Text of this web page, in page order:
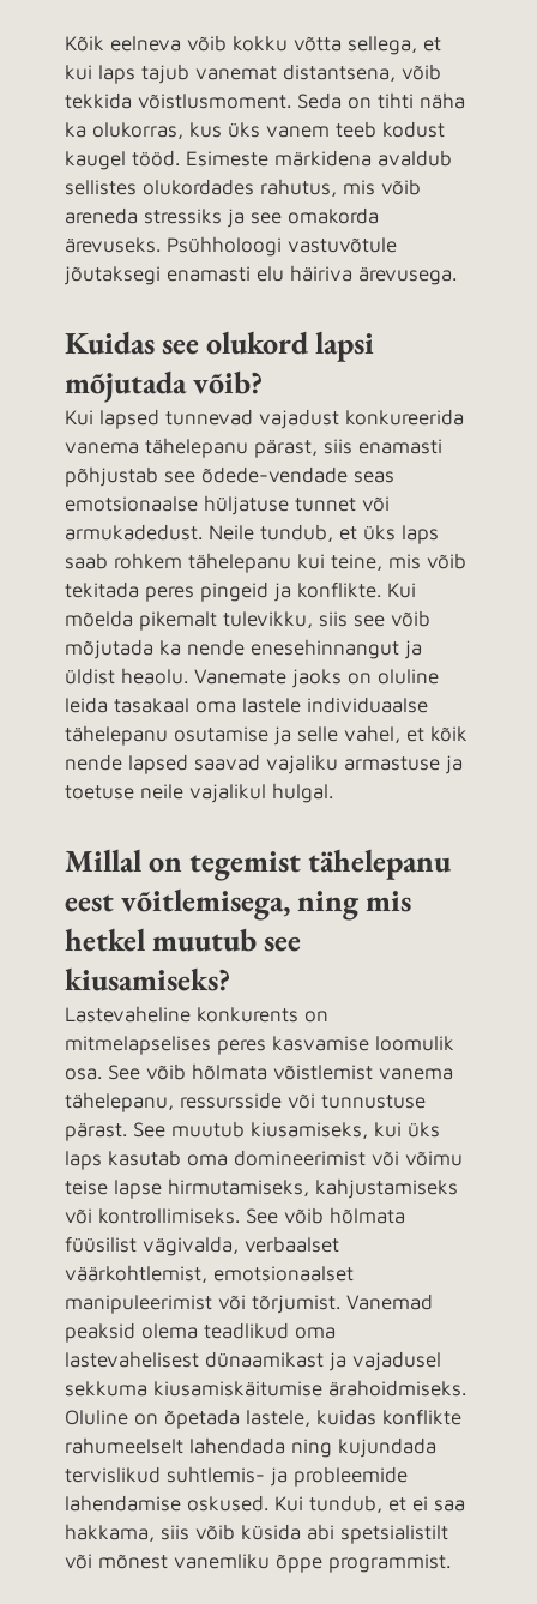
Kõik eelneva võib kokku võtta sellega, et
kui laps tajub vanemat distantsena, võib
tekkida võistlusmoment. Seda on tihti näha
ka olukorras, kus üks vanem teeb kodust
kaugel tööd. Esimeste märkidena avaldub
sellistes olukordades rahutus, mis võib
areneda stressiks ja see omakorda
ärevuseks. Psühholoogi vastuvõtule
jõutaksegi enamasti elu häiriva ärevusega.
Kuidas see olukord lapsi
mõjutada võib?
Kui lapsed tunnevad vajadust konkureerida
vanema tähelepanu pärast, siis enamasti
põhjustab see õdede-vendade seas
emotsionaalse hüljatuse tunnet või
armukadedust. Neile tundub, et üks laps
saab rohkem tähelepanu kui teine, mis võib
tekitada peres pingeid ja konflikte. Kui
mõelda pikemalt tulevikku, siis see võib
mõjutada ka nende enesehinnangut ja
üldist heaolu. Vanemate jaoks on oluline
leida tasakaal oma lastele individuaalse
tähelepanu osutamise ja selle vahel, et kõik
nende lapsed saavad vajaliku armastuse ja
toetuse neile vajalikul hulgal.
Millal on tegemist tähelepanu
eest võitlemisega, ning mis
hetkel muutub see
kiusamiseks?
Lastevaheline konkurents on
mitmelapselises peres kasvamise loomulik
osa. See võib hõlmata võistlemist vanema
tähelepanu, ressursside või tunnustuse
pärast. See muutub kiusamiseks, kui üks
laps kasutab oma domineerimist või võimu
teise lapse hirmutamiseks, kahjustamiseks
või kontrollimiseks. See võib hõlmata
füüsilist vägivalda, verbaalset
väärkohtlemist, emotsionaalset
manipuleerimist või tõrjumist. Vanemad
peaksid olema teadlikud oma
lastevahelisest dünaamikast ja vajadusel
sekkuma kiusamiskäitumise ärahoidmiseks.
Oluline on õpetada lastele, kuidas konflikte
rahumeelselt lahendada ning kujundada
tervislikud suhtlemis- ja probleemide
lahendamise oskused. Kui tundub, et ei saa
hakkama, siis võib küsida abi spetsialistilt
või mõnest vanemliku õppe programmist.